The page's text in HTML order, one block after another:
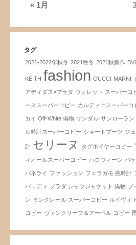
« 1月
タグ
2021-2022年秋冬 2021秋冬 2021秋新作
KEITH fashion GUCCI MARNI
アディダス×プラダ ウォレット スーパーコ
ーススーパーコピー カルティエスーパーコ
カイ Off-White 偽物 サンダル サンローラン
ル時計スーパーコピー ショートブーツ ジ
計 セリーヌ タグホイヤーコピー
ィオールスーパーコピー ハロウィーン バ
パネライ ファッション フェラガモ 腕時計
パロディ プラダ シャツジャケット 偽物 プ
ン モンクレール スーパーコピー ルイヴィ
コピー ヴァンクリーフ＆アーペル コピー